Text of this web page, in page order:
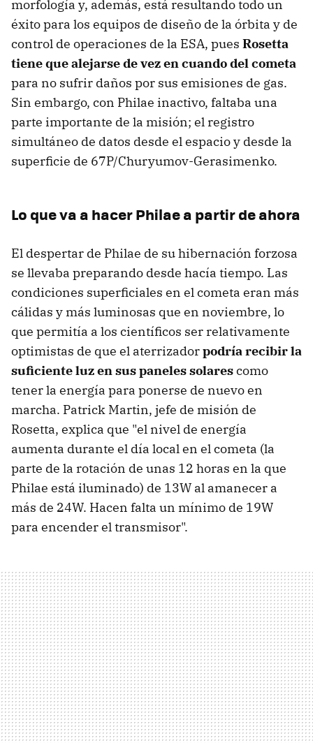
morfología y, además, está resultando todo un
éxito para los equipos de diseño de la órbita y de
control de operaciones de la ESA, pues Rosetta
tiene que alejarse de vez en cuando del cometa
para no sufrir daños por sus emisiones de gas.
Sin embargo, con Philae inactivo, faltaba una
parte importante de la misión; el registro
simultáneo de datos desde el espacio y desde la
superficie de 67P/Churyumov-Gerasimenko.
Lo que va a hacer Philae a partir de ahora
El despertar de Philae de su hibernación forzosa
se llevaba preparando desde hacía tiempo. Las
condiciones superficiales en el cometa eran más
cálidas y más luminosas que en noviembre, lo
que permitía a los científicos ser relativamente
optimistas de que el aterrizadorpodría recibir la
suficiente luz en sus paneles solarescomo
tener la energía para ponerse de nuevo en
marcha. Patrick Martin, jefe de misión de
Rosetta, explica que "el nivel de energía
aumenta durante el día local en el cometa (la
parte de la rotación de unas 12 horas en la que
Philae está iluminado) de 13W al amanecer a
más de 24W. Hacen falta un mínimo de 19W
para encender el transmisor".